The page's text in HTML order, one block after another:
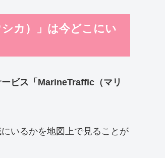
カ）」は今どこにい
ビス「MarineTraffic（マリ
いるかを地図上で見ることが